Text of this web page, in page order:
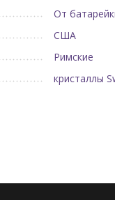
От
США
Римские
кристаллы